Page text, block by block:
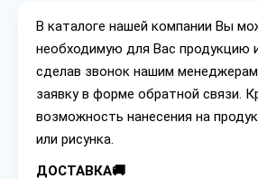
В каталоге нашей компании Вы
необходимую для Вас продукцию
сделав звонок нашим
заявку в форме обратной связи.
возможность нанесения на
или рисунка.
ДОСТАВКА🚚